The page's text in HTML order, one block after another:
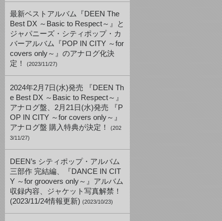
最新ベストアルバム『DEEN The
Best DX ～Basic to Respect～』と
ジャパニーズ・シティポップ・カ
バーアルバム『POP IN CITY ～for
covers only～』のアナログ化決
定！
(2023/11/27)
2024年2月7日(水)発売 『DEEN Th
e Best DX ～Basic to Respect～』
アナログ盤、2月21日(水)発売 『P
OP IN CITY ～for covers only～』
アナログ盤 購入特典が決定！
(202
3/11/27)
DEEN’s シティポップ・アルバム
三部作 完結編、『DANCE IN CIT
Y ～for groovers only～』アルバム
収録内容、ジャケット写真解禁！
(2023/11/24情報更新) (2023/10/23)